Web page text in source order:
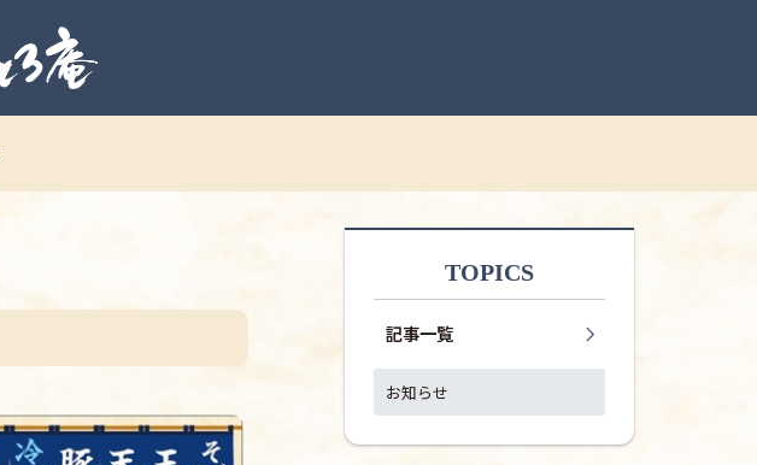
TOPICS
記事一覧
お知らせ